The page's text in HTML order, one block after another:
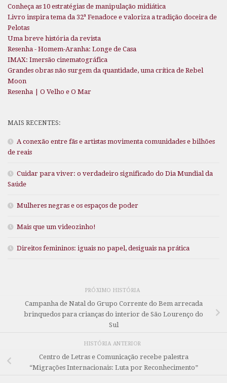
Conheça as 10 estratégias de manipulação midiática
Livro inspira tema da 32ª Fenadoce e valoriza a tradição doceira de
Pelotas
Uma breve história da revista
Resenha - Homem-Aranha: Longe de Casa
IMAX: Imersão cinematográfica
Grandes obras não surgem da quantidade, uma crítica de Rebel
Moon
Resenha | O Velho e O Mar
MAIS RECENTES:
A conexão entre fãs e artistas movimenta comunidades e bilhões
de reais
Cuidar para viver: o verdadeiro significado do Dia Mundial da
Saúde
Mulheres negras e os espaços de poder
Mais que um videozinho!
Direitos femininos: iguais no papel, desiguais na prática
PRÓXIMO HISTÓRIA
Campanha de Natal do Grupo Corrente do Bem arrecada
brinquedos para crianças do interior de São Lourenço do
Sul
HISTÓRIA ANTERIOR
Centro de Letras e Comunicação recebe palestra
“Migrações Internacionais: Luta por Reconhecimento”